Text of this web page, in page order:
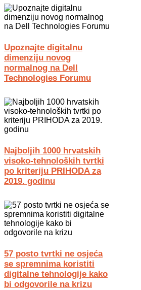
Upoznajte digitalnu
dimenziju novog
normalnog na Dell
Technologies Forumu
Najboljih 1000 hrvatskih
visoko-tehnoloških tvrtki
po kriteriju PRIHODA za
2019. godinu
57 posto tvrtki ne osjeća
se spremnima koristiti
digitalne tehnologije kako
bi odgovorile na krizu